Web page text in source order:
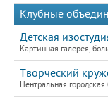
Клубные
Детская
Картинная галерея,
Творческий
Центральная